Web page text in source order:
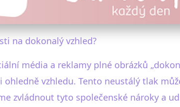
Urbanová
na dokonalý vzhled?
média a reklamy plné obrázků
ohledně vzhledu. Tento neustálý tlak
zvládnout tyto společenské nároky a